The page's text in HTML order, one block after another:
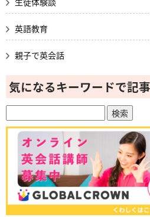
英語教育
親子で英会話
気になるキーワードで記